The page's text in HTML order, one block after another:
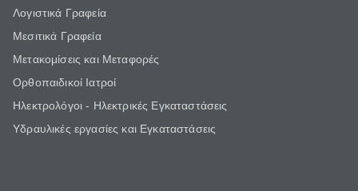
Λογιστικά Γραφεία
Μεσιτικά Γραφεία
Μετακομίσεις και Μεταφορές
Ορθοπαιδικοί Ιατροί
Ηλεκτρολόγοι - Ηλεκτρικές Εγκαταστάσεις
Υδραυλικές εργασίες και Εγκαταστάσεις